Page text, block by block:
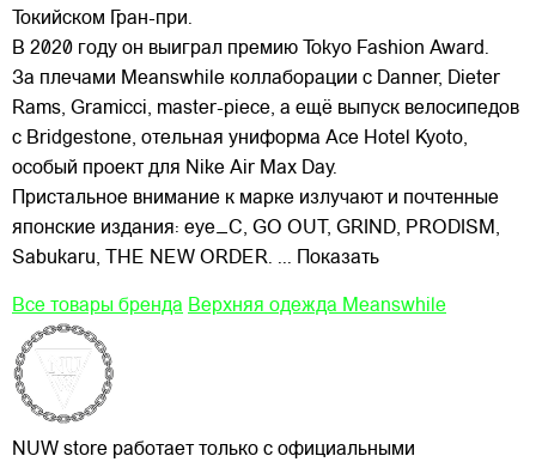
Токийском Гран-при.
В 2020 году он выиграл премию Tokyo Fashion Award.
За плечами Meanswhile коллаборации с Danner, Dieter
Rams, Gramicci, master-piece, а ещё выпуск велосипедов
с Bridgestone, отельная униформа Ace Hotel Kyoto,
особый проект для Nike Air Max Day.
Пристальное внимание к марке излучают и почтенные
японские издания: eye_C, GO OUT, GRIND, PRODISM,
Sabukaru, THE NEW ORDER. ... Показать
Все товары бренда Верхняя одежда Meanswhile
NUW store работает только с официальными